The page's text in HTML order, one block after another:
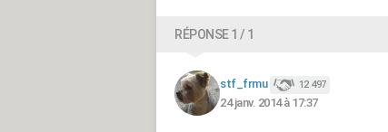
RÉPONSE 1 / 1
stf_frmu 12 497
24 janv. 2014 à 17:37